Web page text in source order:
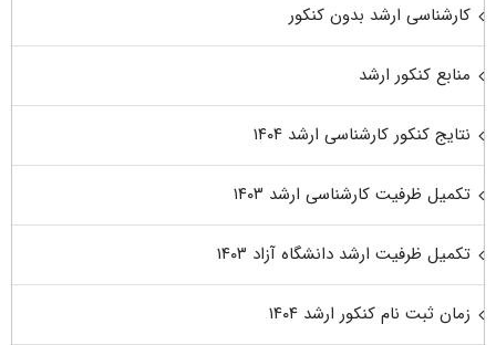
کارشناسی ارشد بدون کنکور
منابع کنکور ارشد
نتایج کنکور کارشناسی ارشد ۱۴۰۴
تکمیل ظرفیت کارشناسی ارشد ۱۴۰۳
تکمیل ظرفیت ارشد دانشگاه آزاد ۱۴۰۳
زمان ثبت نام کنکور ارشد ۱۴۰۴